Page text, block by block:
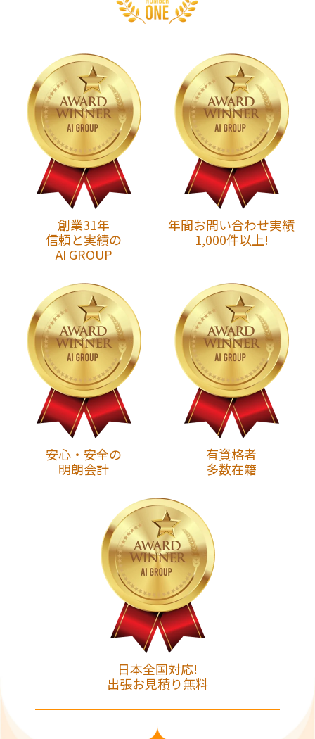
創業31年
信頼と実績の
AI GROUP
年間お問い合わせ実績
1,000件以上!
安心・安全の
明朗会計
有資格者
多数在籍
日本全国対応!
出張お見積り無料